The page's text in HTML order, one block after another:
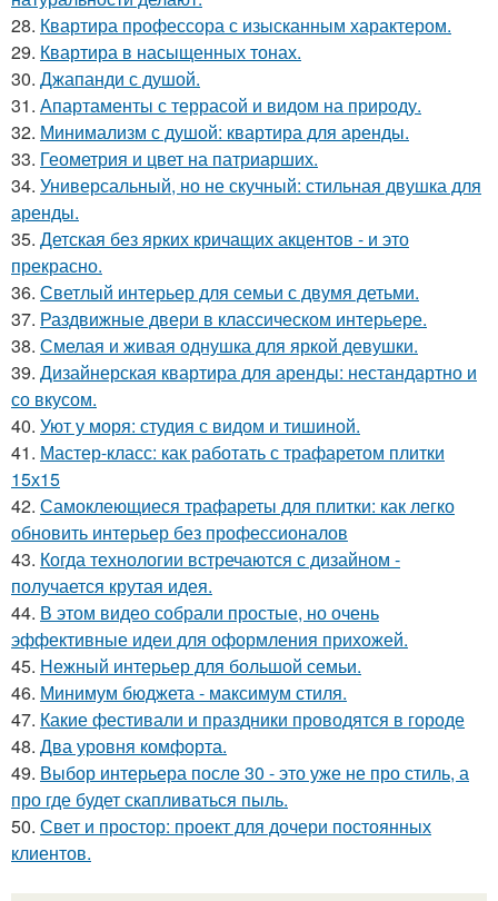
28. Квартира профессора с изысканным характером.
29. Квартира в насыщенных тонах.
30. Джапанди с душой.
31. Апартаменты с террасой и видом на природу.
32. Минимализм с душой: квартира для аренды.
33. Геометрия и цвет на патриарших.
34. Универсальный, но не скучный: стильная двушка для
аренды.
35. Детская без ярких кричащих акцентов - и это
прекрасно.
36. Светлый интерьер для семьи с двумя детьми.
37. Раздвижные двери в классическом интерьере.
38. Смелая и живая однушка для яркой девушки.
39. Дизайнерская квартира для аренды: нестандартно и
со вкусом.
40. Уют у моря: студия с видом и тишиной.
41. Мастер-класс: как работать с трафаретом плитки
15х15
42. Самоклеющиеся трафареты для плитки: как легко
обновить интерьер без профессионалов
43. Когда технологии встречаются с дизайном -
получается крутая идея.
44. В этом видео собрали простые, но очень
эффективные идеи для оформления прихожей.
45. Нежный интерьер для большой семьи.
46. Минимум бюджета - максимум стиля.
47. Какие фестивали и праздники проводятся в городе
48. Два уровня комфорта.
49. Выбор интерьера после 30 - это уже не про стиль, а
про где будет скапливаться пыль.
50. Свет и простор: проект для дочери постоянных
клиентов.